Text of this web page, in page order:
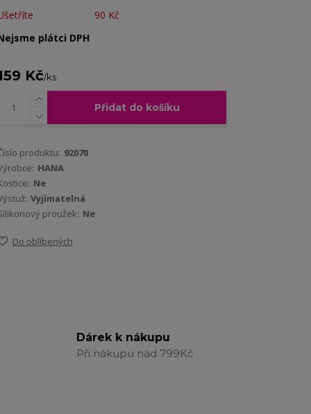
90 Kč
plátci DPH
Kč/ks
Přidat do košíku
produktu: 92070
HANA
Ne
Vyjímatelná
proužek: Ne
Do oblíbených
Dárek k nákupu
Při nákupu nad 799Kč